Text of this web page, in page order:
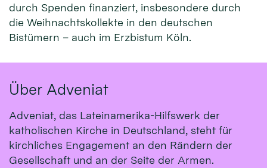
durch Spenden finanziert, insbesondere durch
die Weihnachtskollekte in den deutschen
Bistümern – auch im Erzbistum Köln.
Über Adveniat
Adveniat, das Lateinamerika-Hilfswerk der
katholischen Kirche in Deutschland, steht für
kirchliches Engagement an den Rändern der
Gesellschaft und an der Seite der Armen.